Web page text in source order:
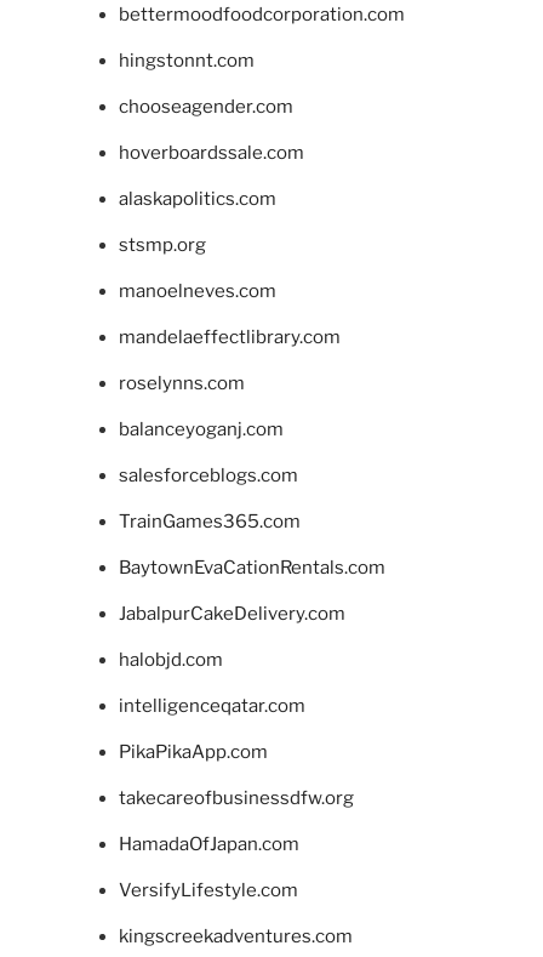
bettermoodfoodcorporation.com
hingstonnt.com
chooseagender.com
hoverboardssale.com
alaskapolitics.com
stsmp.org
manoelneves.com
mandelaeffectlibrary.com
roselynns.com
balanceyoganj.com
salesforceblogs.com
TrainGames365.com
BaytownEvaCationRentals.com
JabalpurCakeDelivery.com
halobjd.com
intelligenceqatar.com
PikaPikaApp.com
takecareofbusinessdfw.org
HamadaOfJapan.com
VersifyLifestyle.com
kingscreekadventures.com